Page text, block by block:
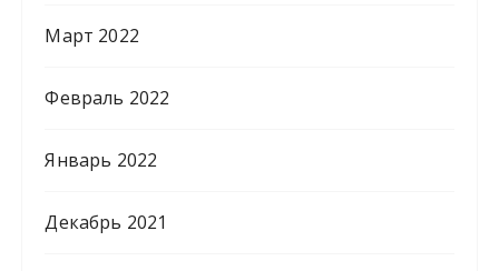
Март 2022
Февраль 2022
Январь 2022
Декабрь 2021